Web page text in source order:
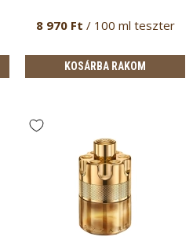
8 970 Ft / 100 ml teszter
KOSÁRBA RAKOM